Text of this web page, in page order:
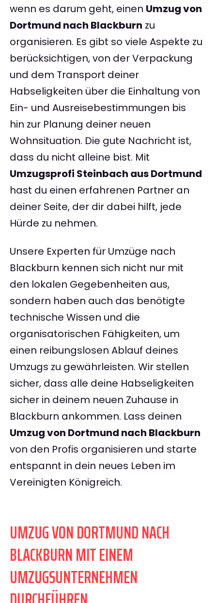
wenn es darum geht, einen Umzug von
Dortmund nach Blackburn zu
organisieren. Es gibt so viele Aspekte zu
berücksichtigen, von der Verpackung
und dem Transport deiner
Habseligkeiten über die Einhaltung von
Ein- und Ausreisebestimmungen bis
hin zur Planung deiner neuen
Wohnsituation. Die gute Nachricht ist,
dass du nicht alleine bist. Mit
Umzugsprofi Steinbach aus Dortmund
hast du einen erfahrenen Partner an
deiner Seite, der dir dabei hilft, jede
Hürde zu nehmen.
Unsere Experten für Umzüge nach
Blackburn kennen sich nicht nur mit
den lokalen Gegebenheiten aus,
sondern haben auch das benötigte
technische Wissen und die
organisatorischen Fähigkeiten, um
einen reibungslosen Ablauf deines
Umzugs zu gewährleisten. Wir stellen
sicher, dass alle deine Habseligkeiten
sicher in deinem neuen Zuhause in
Blackburn ankommen. Lass deinen
Umzug von Dortmund nach Blackburn
von den Profis organisieren und starte
entspannt in dein neues Leben im
Vereinigten Königreich.
UMZUG VON DORTMUND NACH
BLACKBURN MIT EINEM
UMZUGSUNTERNEHMEN